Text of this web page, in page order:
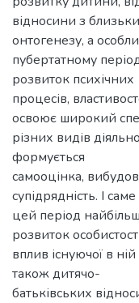
відносини з
онтогенезу, а
пубертатному
розвиток психічних
процесів,
освоює широкий
різних видів
формується
самооцінка,
супідрядність. І саме
цей період
розвиток
вплив існуючої в
також дитячо-
батьківських